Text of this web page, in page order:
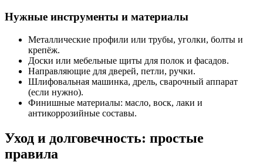
Нужные инструменты и материалы
Металлические профили или трубы, уголки, болты и
крепёж.
Доски или мебельные щиты для полок и фасадов.
Направляющие для дверей, петли, ручки.
Шлифовальная машинка, дрель, сварочный аппарат
(если нужно).
Финишные материалы: масло, воск, лаки и
антикоррозийные составы.
Уход и долговечность: простые
правила